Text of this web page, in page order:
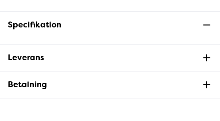
Specifikation
Leverans
Betalning